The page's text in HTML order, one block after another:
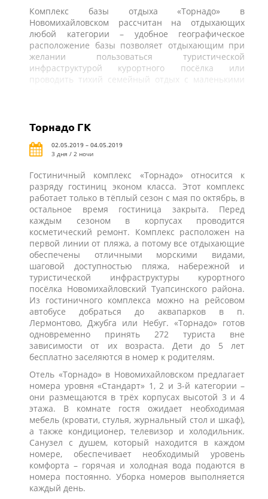
Комплекс базы отдыха «Торнадо» в
Новомихайловском рассчитан на отдыхающих
любой категории – удобное географическое
расположение базы позволяет отдыхающим при
желании пользоваться туристической
инфраструктурой курортного посёлка или
проводить тихий семейный отдых с маленькими
Торнадо ГК
02.05.2019 – 04.05.2019
3 дня / 2 ночи
Гостиничный комплекс «Торнадо» относится к
разряду гостиниц эконом класса. Этот комплекс
работает только в тёплый сезон с мая по октябрь, в
остальное время гостиница закрыта. Перед
каждым сезоном в корпусах проводится
косметический ремонт. Комплекс расположен на
первой линии от пляжа, а потому все отдыхающие
обеспечены отличными морскими видами,
шаговой доступностью пляжа, набережной и
туристической инфраструктуры курортного
посёлка Новомихайловский Туапсинского района.
Из гостиничного комплекса можно на рейсовом
автобусе добраться до аквапарков в п.
Лермонтово, Джубга или Небуг. «Торнадо» готов
одновременно принять 272 туриста вне
зависимости от их возраста. Дети до 5 лет
бесплатно заселяются в номер к родителям.
Отель «Торнадо» в Новомихайловском предлагает
номера уровня «Стандарт» 1, 2 и 3-й категории –
они размещаются в трёх корпусах высотой 3 и 4
этажа. В комнате гостя ожидает необходимая
мебель (кровати, стулья, журнальный стол и шкаф),
а также кондиционер, телевизор и холодильник.
Санузел с душем, который находится в каждом
номере, обеспечивает необходимый уровень
комфорта – горячая и холодная вода подаются в
номера постоянно. Уборка номеров выполняется
каждый день.